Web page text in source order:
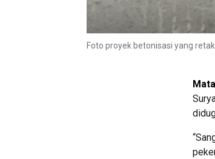
Foto proyek betonisasi yang